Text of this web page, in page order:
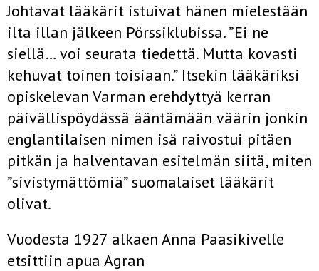
Johtavat lääkärit istuivat hänen mielestään
ilta illan jälkeen Pörssiklubissa. ”Ei ne
siellä… voi seurata tiedettä. Mutta kovasti
kehuvat toinen toisiaan.” Itsekin lääkäriksi
opiskelevan Varman erehdyttyä kerran
päivällispöydässä ääntämään väärin jonkin
englantilaisen nimen isä raivostui pitäen
pitkän ja halventavan esitelmän siitä, miten
”sivistymättömiä” suomalaiset lääkärit
olivat.
Vuodesta 1927 alkaen Anna Paasikivelle
etsittiin apua Agran